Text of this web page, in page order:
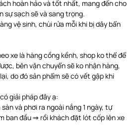
hoàn hảo và tốt nhất, mang đến cho
sự sạch sẽ và sang trọng.
vệ sinh, chùi rửa mỗi khi bị dây bẩn
xe là hàng cồng kềnh, shop ko thể để
bên vận chuyển sẽ ko nhận hàng,
do đó sản phẩm sẽ có vết gập khi
giải pháp đây ạ:
và phơi ra ngoài nắng 1 ngày, tự
ban đầu ⇒ rồi khách đặt lót cốp lên xe